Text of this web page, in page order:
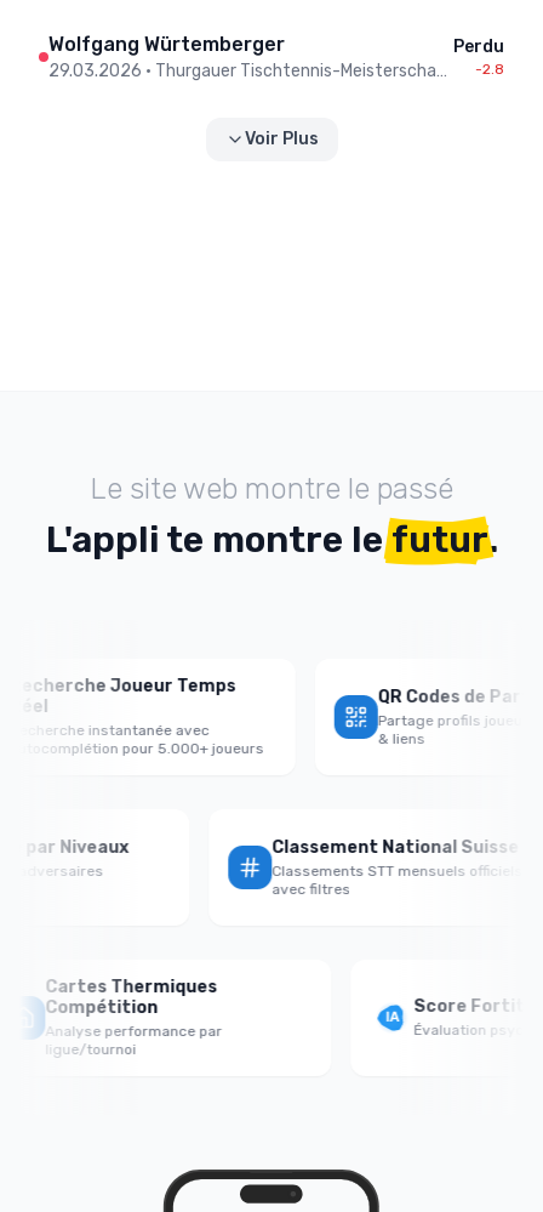
Wolfgang Würtemberger
29.03.2026 • Thurgauer Tischtennis-Meisterschaften 2026 - Men
Perdu
-2.8
Voir Plus
Le site web montre le passé
L'appli te montre lefutur.
Joueur Temps
instantanée avec
pour 5.000+ joueurs
QR Codes de
Partage profils joueurs
& liens
par Niveaux
vs adversaires
Classement National
Classements STT mensuels
avec filtres
Cartes Thermiques
Compétition
Analyse performance par
ligue/tournoi
Score Fortitude
Évaluation